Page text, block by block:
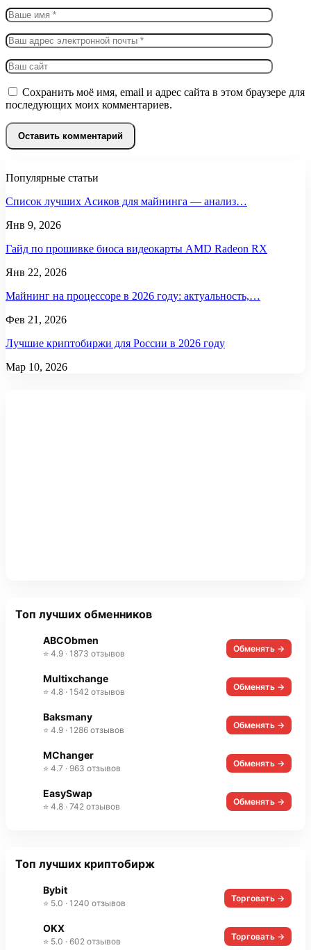
Сохранить моё имя, email и адрес сайта в этом браузере для
последующих моих комментариев.
Популярные статьи
Список лучших Асиков для майнинга — анализ…
Янв 9, 2026
Гайд по прошивке биоса видеокарты AMD Radeon RX
Янв 22, 2026
Майнинг на процессоре в 2026 году: актуальность,…
Фев 21, 2026
Лучшие криптобиржи для России в 2026 году
Мар 10, 2026
Топ лучших обменников
ABCObmen
⭐ 4.9 · 1873 отзывов Обменять →
Multixchange
⭐ 4.8 · 1542 отзывов Обменять →
Baksmany
⭐ 4.9 · 1286 отзывов Обменять →
MChanger
⭐ 4.7 · 963 отзывов Обменять →
EasySwap
⭐ 4.8 · 742 отзывов Обменять →
Топ лучших криптобирж
Bybit
⭐ 5.0 · 1240 отзывов Торговать →
OKX
⭐ 5.0 · 602 отзывов Торговать →